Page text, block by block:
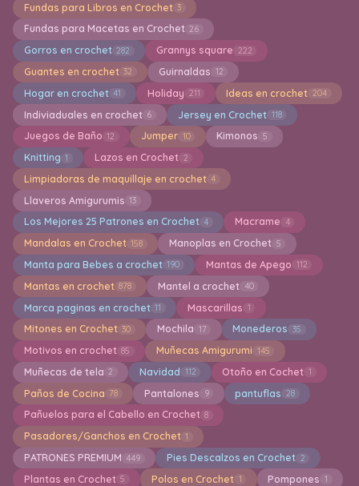
Fundas para Libros en Crochet 3
Fundas para Macetas en Crochet 26
Gorros en crochet 282 Grannys square 222
Guantes en crochet 32 Guirnaldas 12
Hogar en crochet 41 Holiday 211 Ideas en crochet 204
Indiviaduales en crochet 6 Jersey en Crochet 118
Juegos de Baño 12 Jumper 10 Kimonos 5
Knitting 1 Lazos en Crochet 2
Limpiadoras de maquillaje en crochet 4
Llaveros Amigurumis 13
Los Mejores 25 Patrones en Crochet 4 Macrame 4
Mandalas en Crochet 158 Manoplas en Crochet 5
Manta para Bebes a crochet 190 Mantas de Apego 112
Mantas en crochet 878 Mantel a crochet 40
Marca paginas en crochet 11 Mascarillas 1
Mitones en Crochet 30 Mochila 17 Monederos 35
Motivos en crochet 85 Muñecas Amigurumi 145
Muñecas de tela 2 Navidad 112 Otoño en Cochet 1
Paños de Cocina 78 Pantalones 9 pantuflas 28
Pañuelos para el Cabello en Crochet 8
Pasadores/Ganchos en Crochet 1
PATRONES PREMIUM 449 Pies Descalzos en Crochet 2
Plantas en Crochet 5 Polos en Crochet 1 Pompones 1